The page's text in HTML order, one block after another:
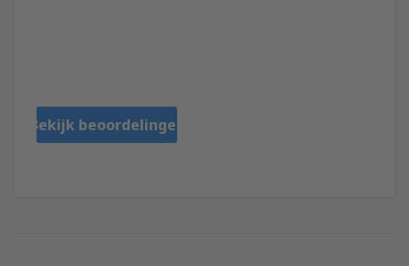
Bekijk beoordelingen